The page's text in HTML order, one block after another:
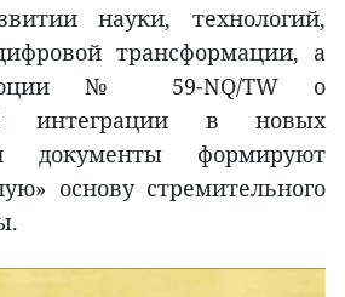
науки, технологий,
трансформации, а
№ 59-NQ/TW о
интеграции в новых
документы формируют
основу стремительного